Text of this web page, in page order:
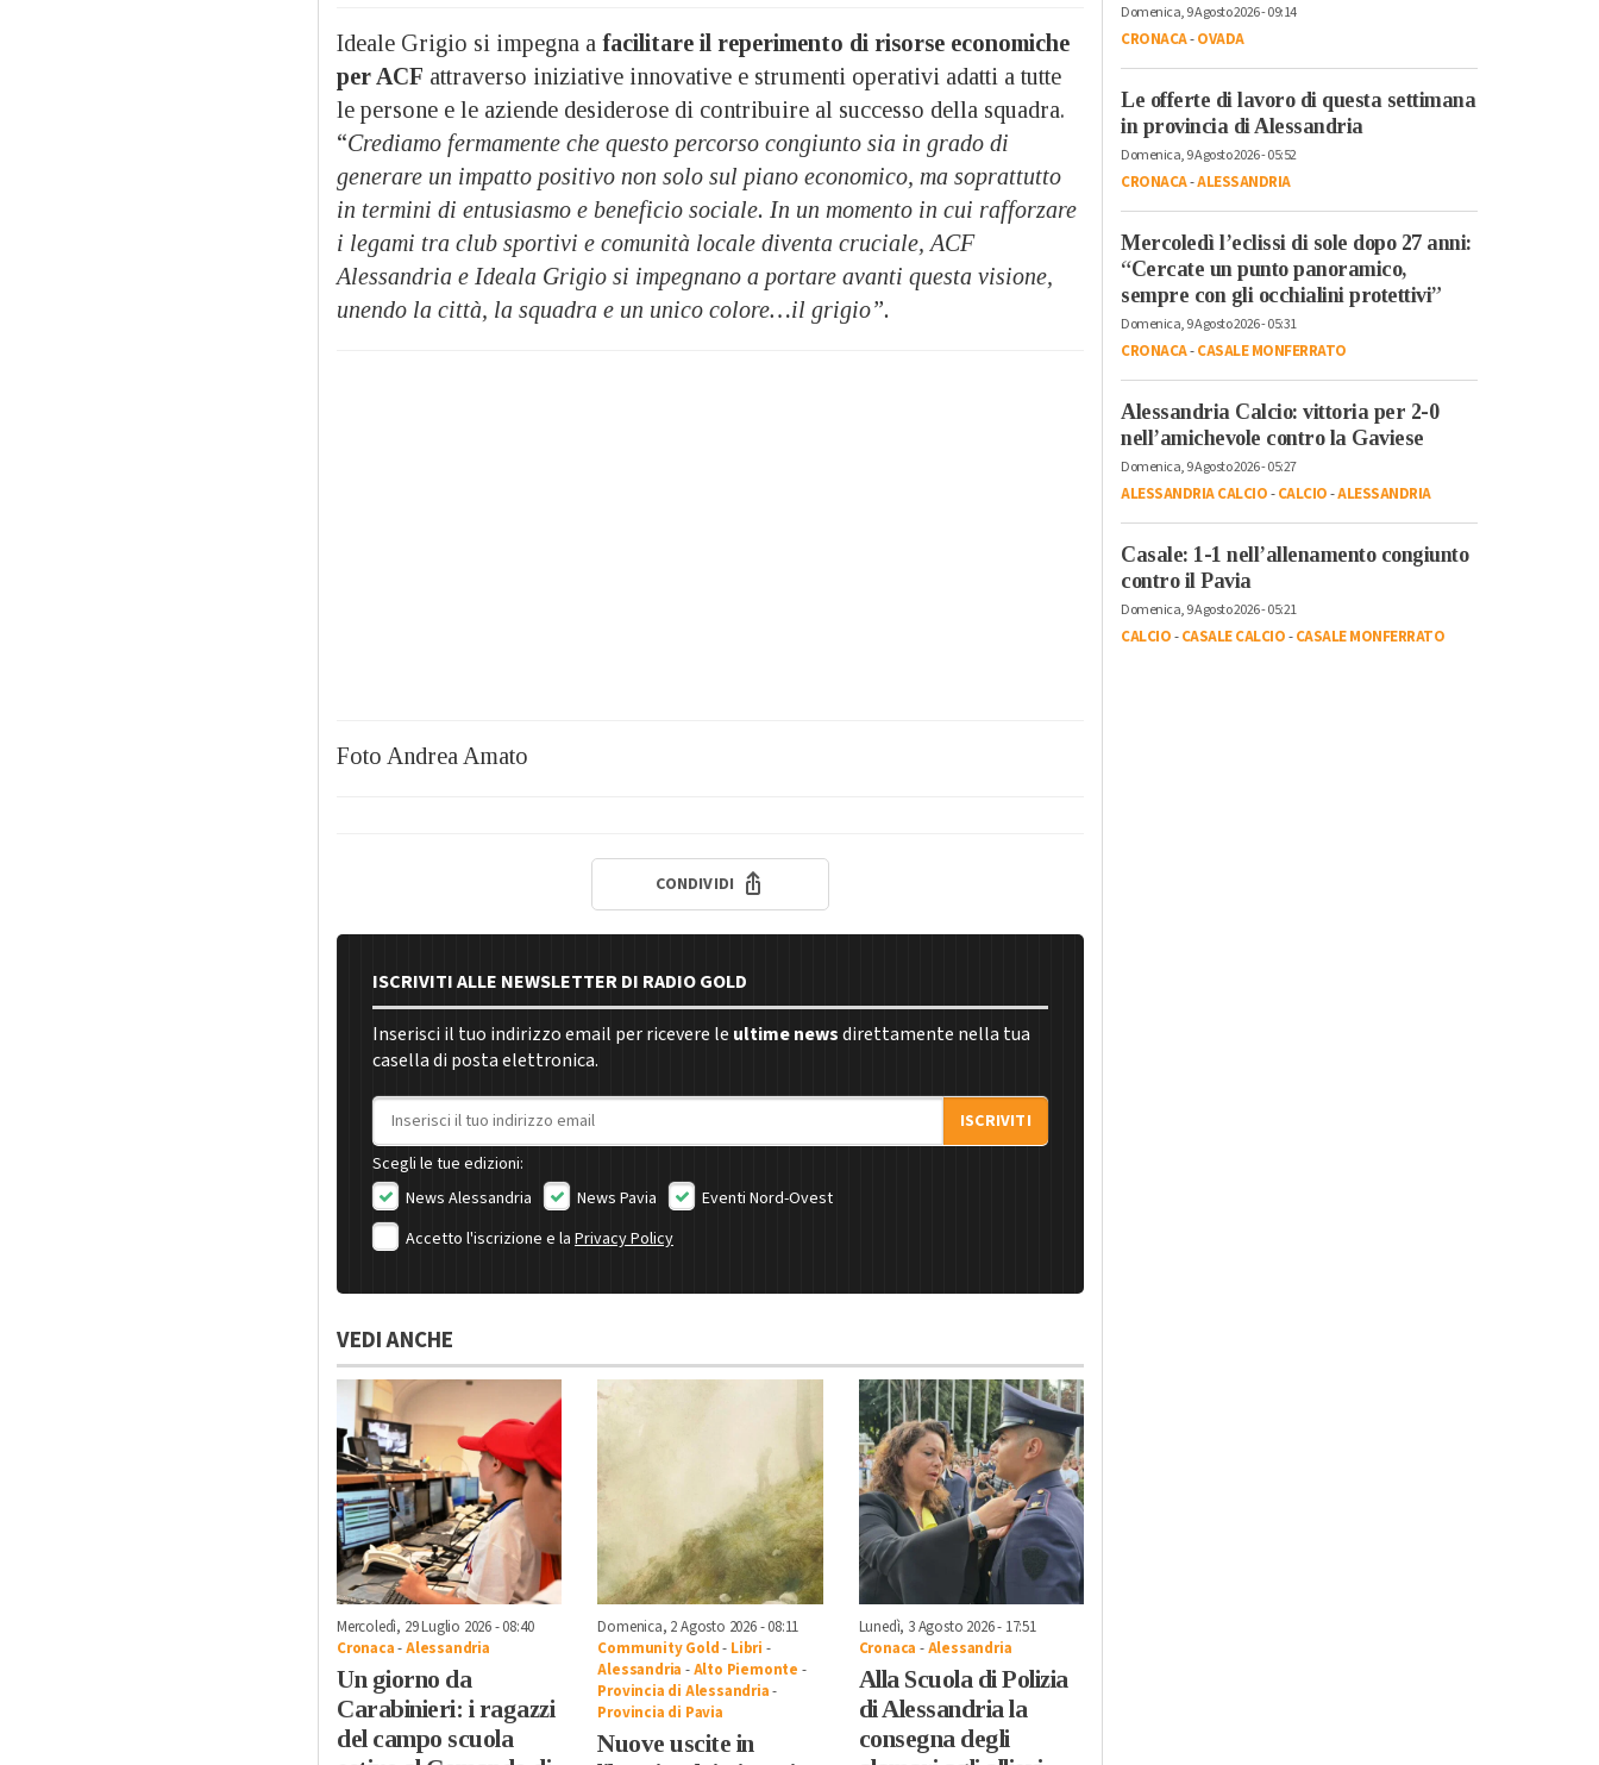
Ideale Grigio si impegna a facilitare il reperimento di risorse economiche
per ACF attraverso iniziative innovative e strumenti operativi adatti a tutte
le persone e le aziende desiderose di contribuire al successo della squadra.
“Crediamo fermamente che questo percorso congiunto sia in grado di
generare un impatto positivo non solo sul piano economico, ma soprattutto
in termini di entusiasmo e beneficio sociale. In un momento in cui rafforzare
i legami tra club sportivi e comunità locale diventa cruciale, ACF
Alessandria e Ideala Grigio si impegnano a portare avanti questa visione,
unendo la città, la squadra e un unico colore…il grigio”.
Foto Andrea Amato
CONDIVIDI
ISCRIVITI ALLE NEWSLETTER DI RADIO GOLD
Inserisci il tuo indirizzo email per ricevere le ultime newsdirettamente nella tua
casella di posta elettronica.
Indirizzo email
ISCRIVITI
Scegli le tue edizioni:
News Alessandria
News Pavia
Eventi Nord-Ovest
Accetto l'iscrizione e la Privacy Policy
VEDI ANCHE
Mercoledì, 29 Luglio 2026 - 08:40
Cronaca-Alessandria
Un giorno da
Carabinieri: i ragazzi
del campo scuola
Domenica, 2 Agosto 2026 - 08:11
Community Gold- Libri -
Alessandria -Alto Piemonte -
Provincia di Alessandria-
Provincia di Pavia
Nuove uscite in
Lunedì, 3 Agosto 2026 - 17:51
Cronaca -Alessandria
Alla Scuola di Polizia
di Alessandria la
consegna degli
Domenica, 9 Agosto 2026 - 09:14
CRONACA-OVADA
Le offerte di lavoro di questa settimana
in provincia di Alessandria
Domenica, 9 Agosto 2026 - 05:52
CRONACA-ALESSANDRIA
Mercoledì l’eclissi di sole dopo 27 anni:
“Cercate un punto panoramico,
sempre con gli occhialini protettivi”
Domenica, 9 Agosto 2026 - 05:31
CRONACA-CASALE MONFERRATO
Alessandria Calcio: vittoria per 2-0
nell’amichevole contro la Gaviese
Domenica, 9 Agosto 2026 - 05:27
ALESSANDRIA CALCIO-CALCIO-ALESSANDRIA
Casale: 1-1 nell’allenamento congiunto
contro il Pavia
Domenica, 9 Agosto 2026 - 05:21
CALCIO-CASALE CALCIO-CASALE MONFERRATO